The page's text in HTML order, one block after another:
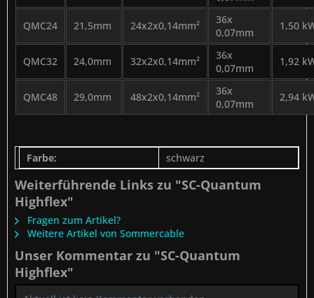
QMC24 21,5mm 24x2x0,14mm²
36x
0,07mm
1,50
QMC32 24,0mm 32x2x0,14mm²
36x
0,07mm
1,92
QMC48 29,0mm 48x2x0,14mm²
36x
0,07mm
2,94
Farbe: schwarz
Weiterführende Links zu "SC-Quantum
Highflex"
Fragen zum Artikel?
Weitere Artikel von Sommercable
Unser Kommentar zu "SC-Quantum
Highflex"